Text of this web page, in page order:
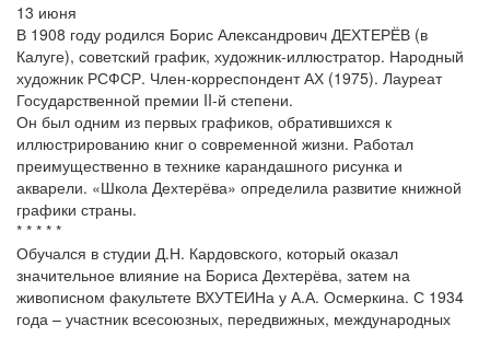
13 июня
В 1908 году родился Борис Александрович ДЕХТЕРЁВ (в
Калуге), советский график, художник-иллюстратор. Народный
художник РСФСР. Член-корреспондент АХ (1975). Лауреат
Государственной премии II-й степени.
Он был одним из первых графиков, обратившихся к
иллюстрированию книг о современной жизни. Работал
преимущественно в технике карандашного рисунка и
акварели. «Школа Дехтерёва» определила развитие книжной
графики страны.
* * * * *
Обучался в студии Д.Н. Кардовского, который оказал
значительное влияние на Бориса Дехтерёва, затем на
живописном факультете ВХУТЕИНа у А.А. Осмеркина. С 1934
года – участник всесоюзных, передвижных, международных